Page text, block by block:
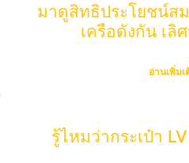
มาดูสิทธิประโยชน์ส
เครือดังกัน เลิ
อ่านเพิ่มเ
รู้ไหมว่ากระเป๋า